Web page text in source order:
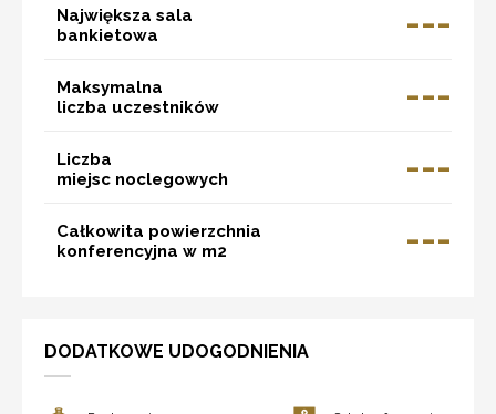
Największa sala
bankietowa
---
Maksymalna
liczba uczestników
---
Liczba
miejsc noclegowych
---
Całkowita powierzchnia
konferencyjna w m2
---
DODATKOWE UDOGODNIENIA